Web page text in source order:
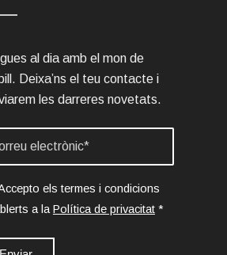
al dia amb el mon de
Deixa’ns el teu contacte i
les darreres novetats.
els termes i condicions
a la Política de privacitat *